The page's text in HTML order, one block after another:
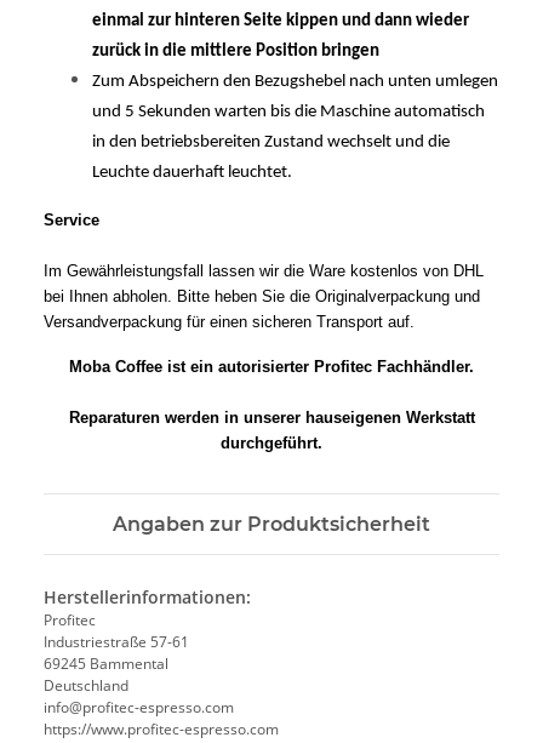
einmal zur hinteren Seite kippen und dann wieder
zurück in die mittlere Position bringen
Zum Abspeichern den Bezugshebel nach unten umlegen
und 5 Sekunden warten bis die Maschine automatisch
in den betriebsbereiten Zustand wechselt und die
Leuchte dauerhaft leuchtet.
Service
Im Gewährleistungsfall lassen wir die Ware kostenlos von DHL
bei Ihnen abholen. Bitte heben Sie die Originalverpackung und
Versandverpackung für einen sicheren Transport auf.
Moba Coffee ist ein autorisierter Profitec Fachhändler.
Reparaturen werden in unserer hauseigenen Werkstatt
durchgeführt.
Angaben zur Produktsicherheit
Herstellerinformationen:
Profitec
Industriestraße 57-61
69245 Bammental
Deutschland
info@profitec-espresso.com
https://www.profitec-espresso.com